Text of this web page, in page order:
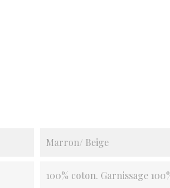
Marron/ Beige
100% coton. Garnissage